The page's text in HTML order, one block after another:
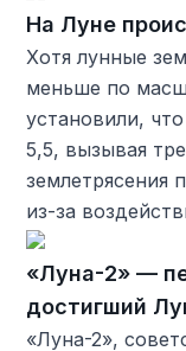
На Луне
Хотя лунные
меньше по
установили,
5,5, вызывая
землетрясения
из-за
«Луна-2» —
достигший
«Луна-2»,